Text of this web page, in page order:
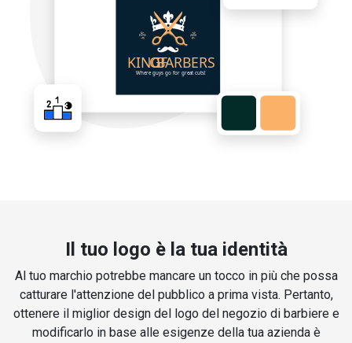
Il tuo logo è la tua identità
Al tuo marchio potrebbe mancare un tocco in più che possa
catturare l'attenzione del pubblico a prima vista. Pertanto,
ottenere il miglior design del logo del negozio di barbiere e
modificarlo in base alle esigenze della tua azienda è